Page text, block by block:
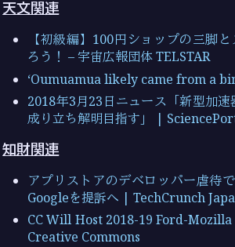
天文関連
【初級編】100円ショップの三脚
ろう！ – 宇宙広報団体 TELSTAR
‘Oumuamua likely came from a
2018年3月23日ニュース「新型加
成り立ち解明目指す」 |
知財関連
アプリストアのデベロッパー虐待
Googleを提訴へ | TechCrunch
CC Will Host 2018-19 Ford-
Creative Commons